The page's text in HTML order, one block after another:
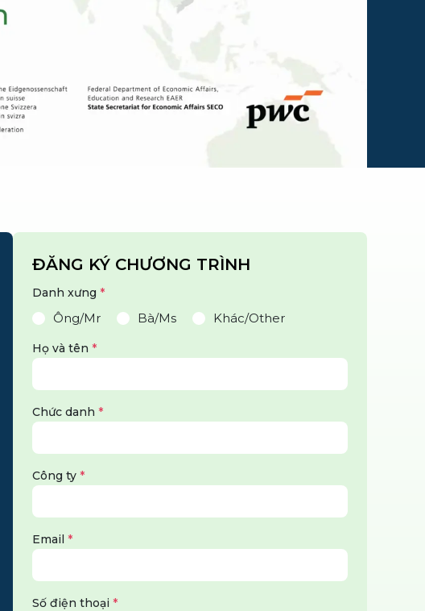
ĐĂNG KÝ CHƯƠNG TRÌNH
Danh xưng *
Ông/Mr Bà/Ms Khác/Other
Họ và tên *
Chức danh *
Công ty *
Email *
Số điện thoại *